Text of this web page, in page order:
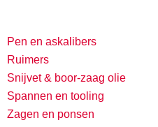
Pen en askalibers
Ruimers
Snijvet & boor-zaag olie
Spannen en tooling
Zagen en ponsen